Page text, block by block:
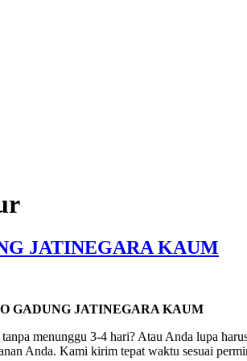
JATINEGARA KAUM
GADUNG JATINEGARA KAUM
menunggu 3-4 hari? Atau Anda lupa
Anda. Kami kirim tepat waktu sesuai